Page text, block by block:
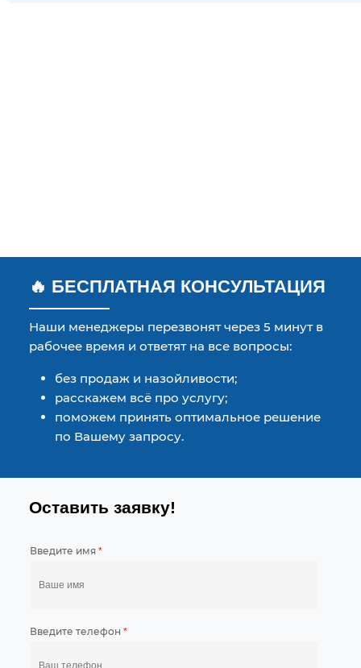
🔥 БЕСПЛАТНАЯ КОНСУЛЬТАЦИЯ
Наши менеджеры перезвонят через 5 минут в
рабочее время и ответят на все вопросы:
без продаж и назойливости;
расскажем всё про услугу;
поможем принять оптимальное решение
по Вашему запросу.
Оставить заявку!
Введите имя *
Введите телефон *